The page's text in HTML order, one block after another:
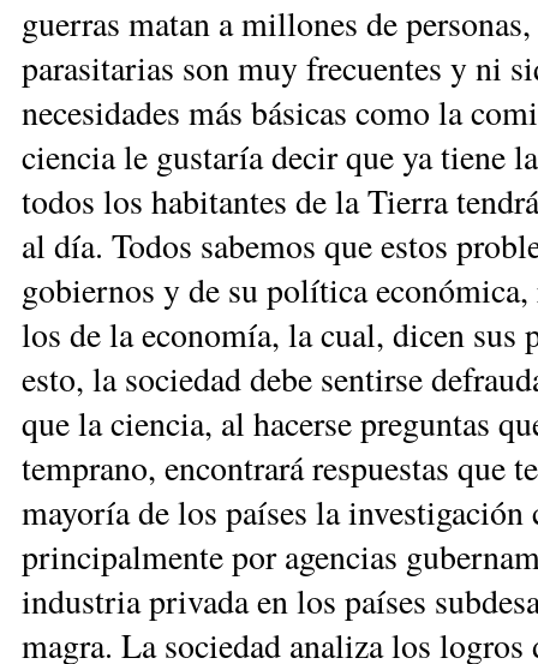
guerras matan a millones de
parasitarias son muy frecuentes y ni
necesidades más básicas como la
ciencia le gustaría decir que ya tiene
todos los habitantes de la Tierra
al día. Todos sabemos que estos
gobiernos y de su política
los de la economía, la cual, dicen sus
esto, la sociedad debe sentirse
que la ciencia, al hacerse preguntas
temprano, encontrará respuestas que
mayoría de los países la
principalmente por agencias
industria privada en los países
magra. La sociedad analiza los